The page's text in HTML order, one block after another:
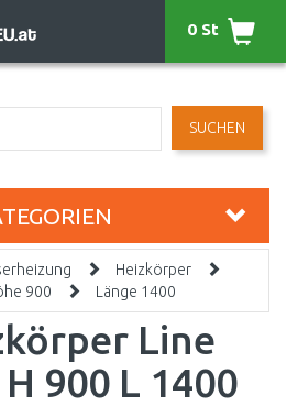
SUCHEN
0 St
Heizkörper
900 Länge 1400
Line
900 L 1400